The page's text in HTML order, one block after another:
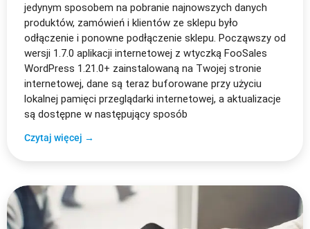
jedynym sposobem na pobranie najnowszych danych
produktów, zamówień i klientów ze sklepu było
odłączenie i ponowne podłączenie sklepu. Począwszy od
wersji 1.7.0 aplikacji internetowej z wtyczką FooSales
WordPress 1.21.0+ zainstalowaną na Twojej stronie
internetowej, dane są teraz buforowane przy użyciu
lokalnej pamięci przeglądarki internetowej, a aktualizacje
są dostępne w następujący sposób
Czytaj więcej →